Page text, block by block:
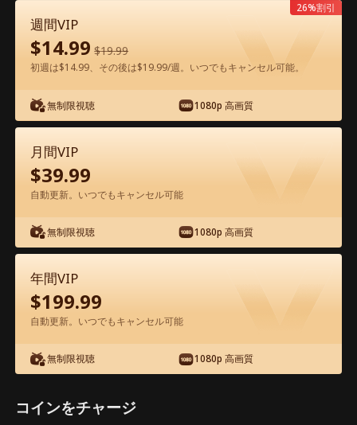
アプリ内で無料視聴可能
エピソード55 - 生配信で、婚約者一家を
地獄に堕とす 映画フル
1-50 51-55
51 54
週間VIP
$14.99 $19.99
初週は$14.99、その後は$19.99/週。いつでもキャンセル可能。
無制限視聴 1080p 高画質
26%割引
月間VIP
$39.99
自動更新。いつでもキャンセル可能
無制限視聴 1080p 高画質
年間VIP
$199.99
自動更新。いつでもキャンセル可能
無制限視聴 1080p 高画質
コインをチャージ